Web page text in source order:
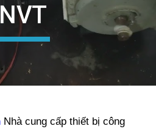
Nhà cung cấp thiết bị công